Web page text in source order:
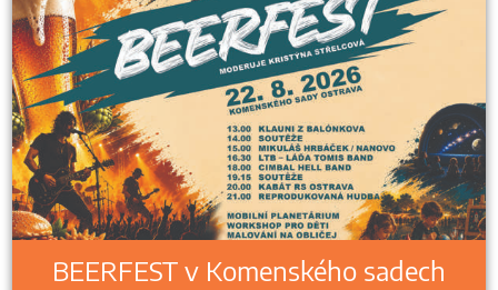
BEERFEST v Komenského sadech